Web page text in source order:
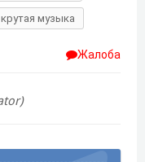
крутая музыка
Жалоба